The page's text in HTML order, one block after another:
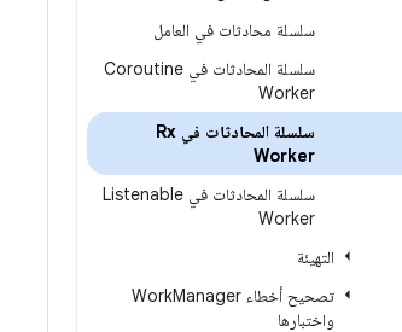
سلسلة محادثات في العامل
سلسلة المحادثات في Coroutine
Worker
سلسلة المحادثات في Rx
Worker
سلسلة المحادثات في Listenable
Worker
التهيئة
تصحيح أخطاء Work Manager
واختبارها